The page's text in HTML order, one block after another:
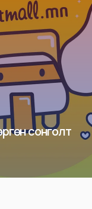
сонголт